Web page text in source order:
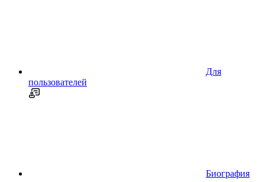
Для
пользователей
Биография